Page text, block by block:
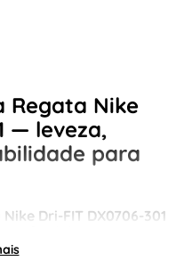
Regata Nike
— leveza,
para
Dri-FIT DX0706-301
absorção de suor e